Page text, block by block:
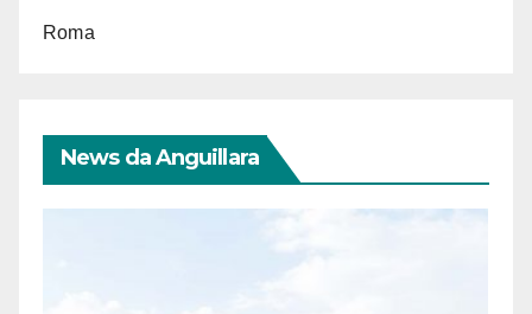
Roma
News da Anguillara